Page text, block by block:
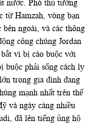
nước. Phó thủ tướng
từ Hamzah, vòng bạn
ngoài, và các thông
công chúng Jordan
vì bị cáo buộc với
buộc phải sống cách ly
trong gia đình đang
mạnh nhất trên thế
và ngày càng nhiều
đã lên tiếng ủng hộ